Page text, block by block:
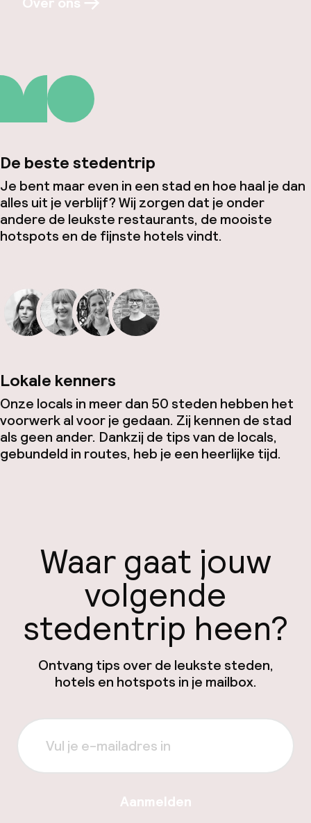
De beste stedentrip
Je bent maar even in een stad en hoe haal je dan
alles uit je verblijf? Wij zorgen dat je onder
andere de leukste restaurants, de mooiste
hotspots en de fijnste hotels vindt.
Lokale kenners
Onze locals in meer dan 50 steden hebben het
voorwerk al voor je gedaan. Zij kennen de stad
als geen ander. Dankzij de tips van de locals,
gebundeld in routes, heb je een heerlijke tijd.
Waar gaat jouw
volgende
stedentrip heen?
Ontvang tips over de leukste steden,
hotels en hotspots in je mailbox.
Aanmelden